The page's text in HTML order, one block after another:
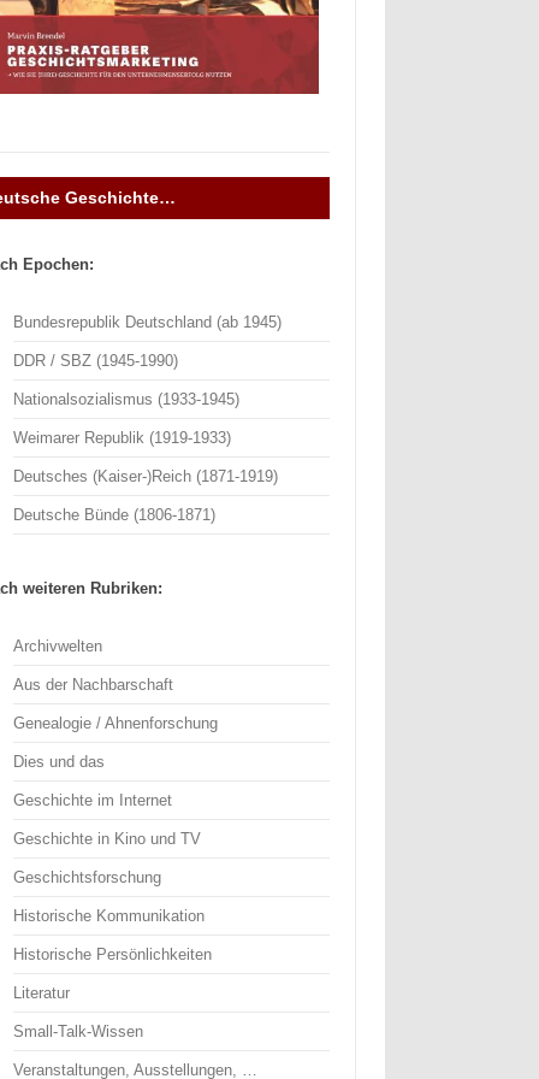
Geschichte…
Epochen:
Bundesrepublik Deutschland (ab 1945)
DDR / SBZ (1945-1990)
Nationalsozialismus (1933-1945)
Weimarer Republik (1919-1933)
Deutsches (Kaiser-)Reich (1871-1919)
Deutsche Bünde (1806-1871)
weiteren Rubriken:
Archivwelten
Aus der Nachbarschaft
Genealogie / Ahnenforschung
Dies und das
Geschichte im Internet
Geschichte in Kino und TV
Geschichtsforschung
Historische Kommunikation
Historische Persönlichkeiten
Literatur
Small-Talk-Wissen
Veranstaltungen, Ausstellungen, …